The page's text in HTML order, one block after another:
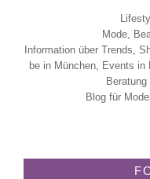
Mode,
Information über Trends,
be in München, Events in
Blog für